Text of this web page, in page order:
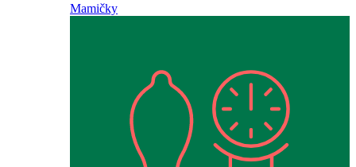
Mamičky